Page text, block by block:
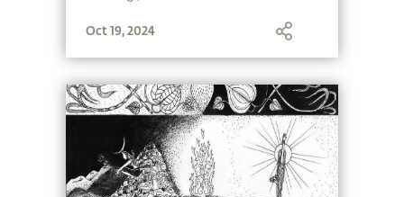
Oct 19, 2024